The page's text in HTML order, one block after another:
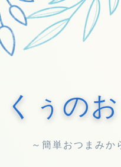
くぅの
～簡単おつまみか